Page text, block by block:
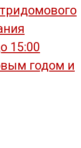
15:00
годом и